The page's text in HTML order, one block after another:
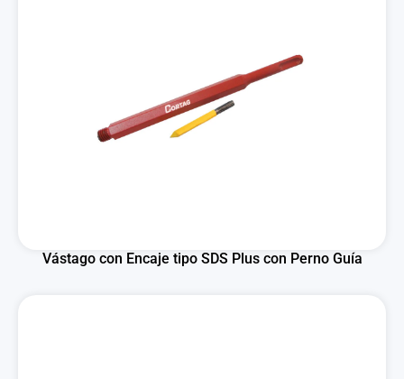
Vástago con Encaje tipo SDS Plus con Perno Guía